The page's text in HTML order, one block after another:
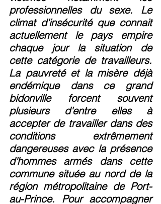
professionnelles du sexe. Le
climat d'insécurité que connait
actuellement le pays empire
chaque jour la situation de
cette catégorie de travailleurs.
La pauvreté et la misère déjà
endémique dans ce grand
bidonville forcent souvent
plusieurs d'entre elles à
accepter de travailler dans des
conditions extrêmement
dangereuses avec la présence
d'hommes armés dans cette
commune située au nord de la
région métropolitaine de Port-
au-Prince. Pour accompagner